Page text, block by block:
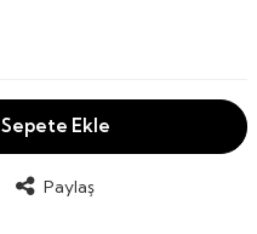
Sepete Ekle
Paylaş